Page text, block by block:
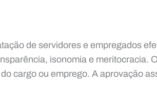
de servidores e empregados
isonomia e meritocracia.
cargo ou emprego. A aprovação